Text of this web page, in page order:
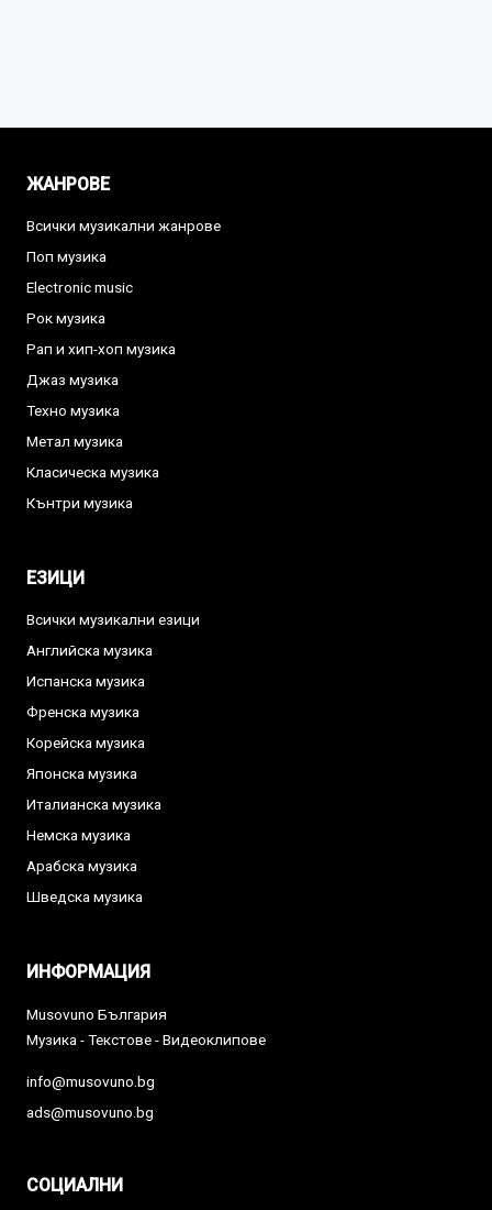
ЖАНРОВЕ
Всички музикални жанрове
Поп музика
Electronic music
Рок музика
Рап и хип-хоп музика
Джаз музика
Техно музика
Метал музика
Класическа музика
Кънтри музика
ЕЗИЦИ
Всички музикални езици
Английска музика
Испанска музика
Френска музика
Корейска музика
Японска музика
Италианска музика
Немска музика
Арабска музика
Шведска музика
ИНФОРМАЦИЯ
Musovuno България
Музика - Текстове - Видеоклипове
info@musovuno.bg
ads@musovuno.bg
СОЦИАЛНИ